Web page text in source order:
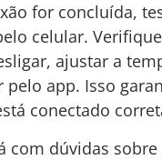
for concluída,
celular.
ajustar a
app. Isso
conectado
com dúvidas